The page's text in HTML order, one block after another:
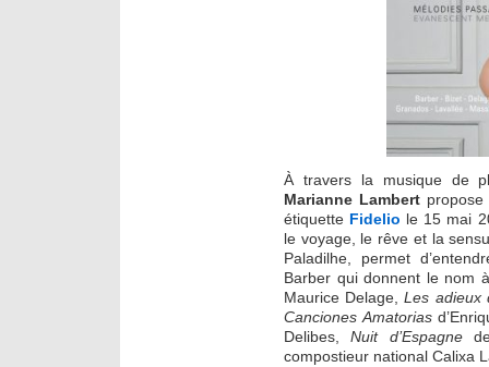
À travers la musique de
Marianne Lambertpropose
étiquette Fidelio le 15 mai
le voyage, le rêve et la
Paladilhe, permet
Barber qui donnent le nom
Maurice Delage,Les adieux
Canciones Amatorias
Delibes,Nuit d’Espagnede
compostieur national Calixa